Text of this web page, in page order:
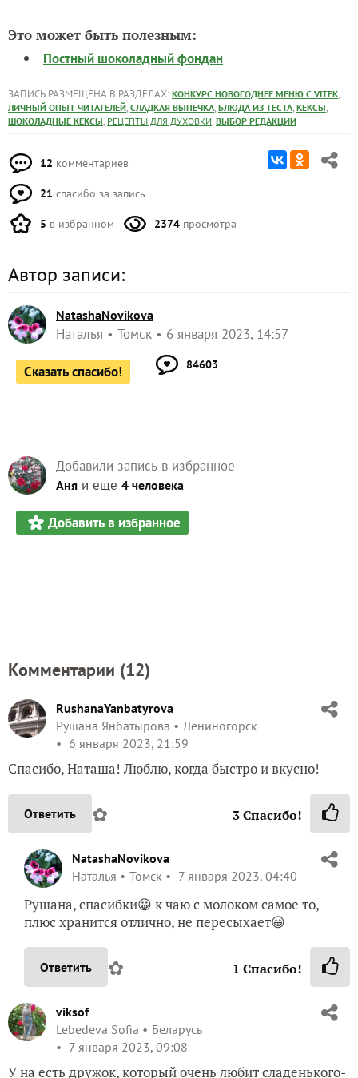
Это может быть полезным:
Постный шоколадный фондан
ЗАПИСЬ РАЗМЕЩЕНА В РАЗДЕЛАХ: КОНКУРС НОВОГОДНЕЕ МЕНЮ С VITEK,
ЛИЧНЫЙ ОПЫТ ЧИТАТЕЛЕЙ, СЛАДКАЯ ВЫПЕЧКА, БЛЮДА ИЗ ТЕСТА, КЕКСЫ,
ШОКОЛАДНЫЕ КЕКСЫ, РЕЦЕПТЫ ДЛЯ ДУХОВКИ, ВЫБОР РЕДАКЦИИ
12 комментариев
21 спасибо за запись
5 в избранном 2374 просмотра
Автор записи:
NatashaNovikova
Наталья Томск 6 января 2023, 14:57
Сказать спасибо! 84603
Добавили запись в избранное
Аня и еще 4 человека
Добавить в избранное
Комментарии (12)
RushanaYanbatyrova
Рушана Янбатырова
Лениногорск
6 января 2023, 21:59
Спасибо, Наташа! Люблю, когда быстро и вкусно!
Ответить ✿ 3Спасибо!
NatashaNovikova
Наталья
Томск 7 января 2023, 04:40
Рушана, спасибки😀 к чаю с молоком самое то,
плюс хранится отлично, не пересыхает😀
Ответить ✿ 1 Спасибо!
viksof
Lebedeva Sofia
Беларусь
7 января 2023, 09:08
У на есть дружок, который очень любит сладенького-